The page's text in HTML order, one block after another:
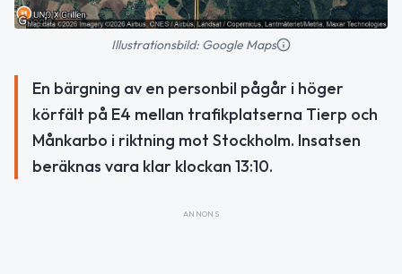
Illustrationsbild: Google Maps
En bärgning av en personbil pågår i höger
körfält på E4 mellan trafikplatserna Tierp och
Månkarbo i riktning mot Stockholm. Insatsen
beräknas vara klar klockan 13:10.
ANNONS